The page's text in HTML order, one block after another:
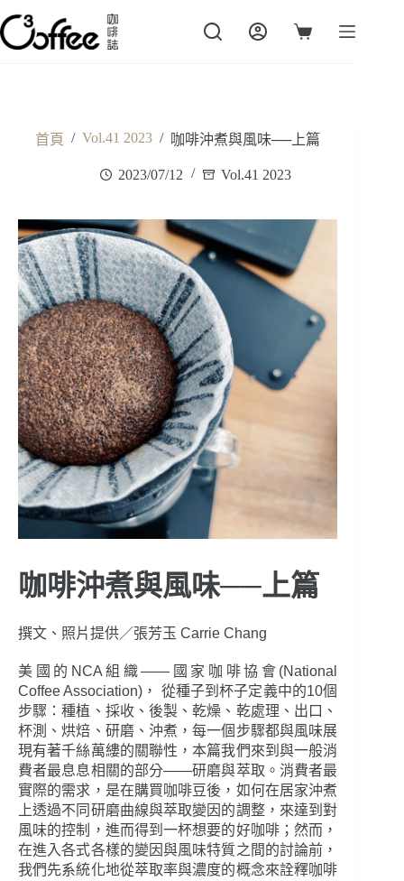
跳
至
主
購
首頁 / Vol.41 2023 / 咖啡沖煮與風味──上篇
2023/07/12 Vol.41 2023
咖啡沖煮與風味──上篇
撰文、照片提供／張芳玉 Carrie Chang
美國的NCA組織——國家咖啡協會(National
Coffee Association)， 從種子到杯子定義中的10個
步驟：種植、採收、後製、乾燥、乾處理、出口、
杯測、烘焙、研磨、沖煮，每一個步驟都與風味展
現有著千絲萬縷的關聯性，本篇我們來到與一般消
費者最息息相關的部分——研磨與萃取。消費者最
實際的需求，是在購買咖啡豆後，如何在居家沖煮
上透過不同研磨曲線與萃取變因的調整，來達到對
風味的控制，進而得到一杯想要的好咖啡；然而，
在進入各式各樣的變因與風味特質之間的討論前，
我們先系統化地從萃取率與濃度的概念來詮釋咖啡